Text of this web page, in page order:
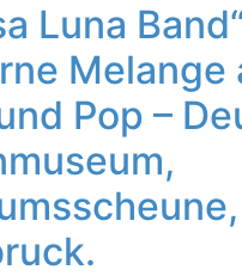
Luna
Melange
Pop –